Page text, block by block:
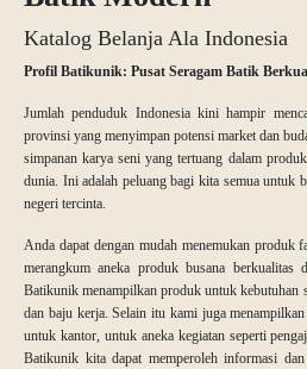
Katalog Belanja Ala Indonesia
Profil Batikunik: Pusat Seragam Batik
Jumlah penduduk Indonesia kini hampir
provinsi yang menyimpan potensi market dan
simpanan karya seni yang tertuang dalam
dunia. Ini adalah peluang bagi kita semua untuk
negeri tercinta.
Anda dapat dengan mudah menemukan
merangkum aneka produk busana berkualitas
Batikunik menampilkan produk untuk kebutuhan
dan baju kerja. Selain itu kami juga
untuk kantor, untuk aneka kegiatan seperti
Batikunik kita dapat memperoleh informasi